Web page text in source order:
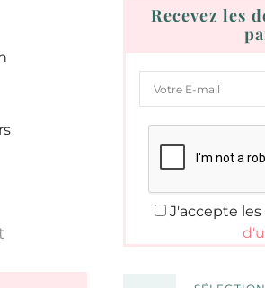
Recevez les
J'accepte les